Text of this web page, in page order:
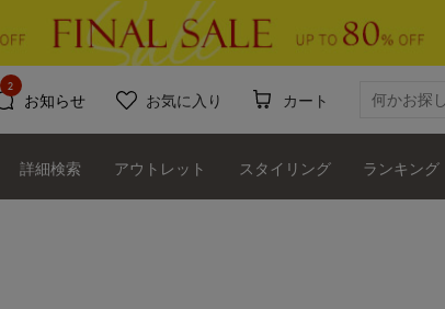
お知らせ
2
お気に入り カート
詳細検索 アウトレット スタイリング ランキング